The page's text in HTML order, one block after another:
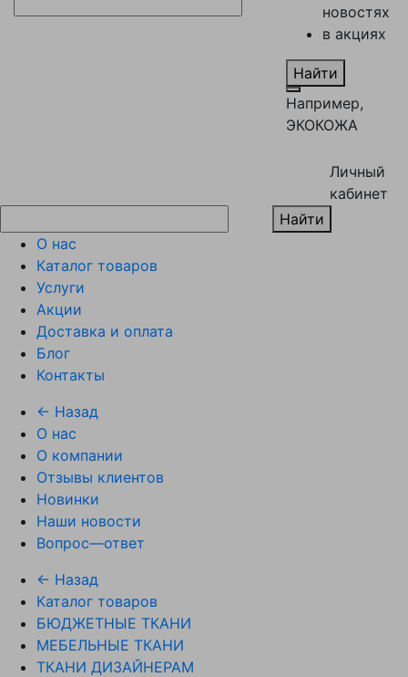
новостях
в акциях
Найти
Например,
ЭКОКОЖА
Личный
кабинет
Найти
О нас
Каталог товаров
Услуги
Акции
Доставка и оплата
Блог
Контакты
← Назад
О нас
О компании
Отзывы клиентов
Новинки
Наши новости
Вопрос—ответ
← Назад
Каталог товаров
БЮДЖЕТНЫЕ ТКАНИ
МЕБЕЛЬНЫЕ ТКАНИ
ТКАНИ ДИЗАЙНЕРАМ